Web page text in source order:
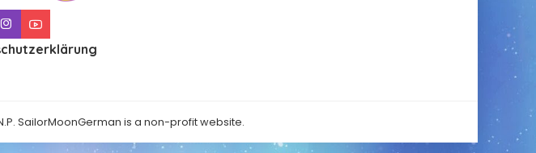
SailorMoonGerman is a non-profit website.